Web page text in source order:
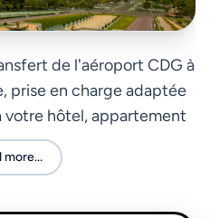
de l'aéroport CDG à
prise en charge adaptée
hôtel, appartement
more...